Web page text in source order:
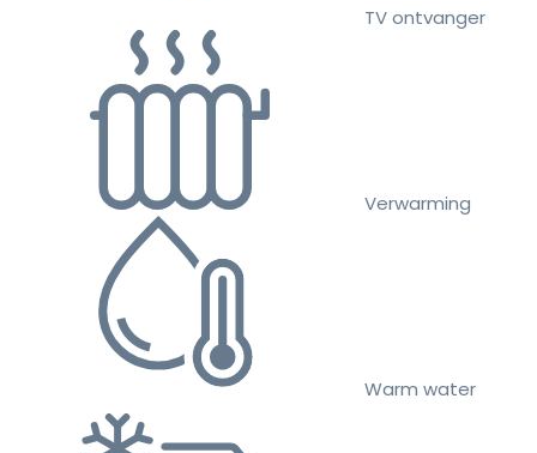
TV ontvanger
Verwarming
Warm water